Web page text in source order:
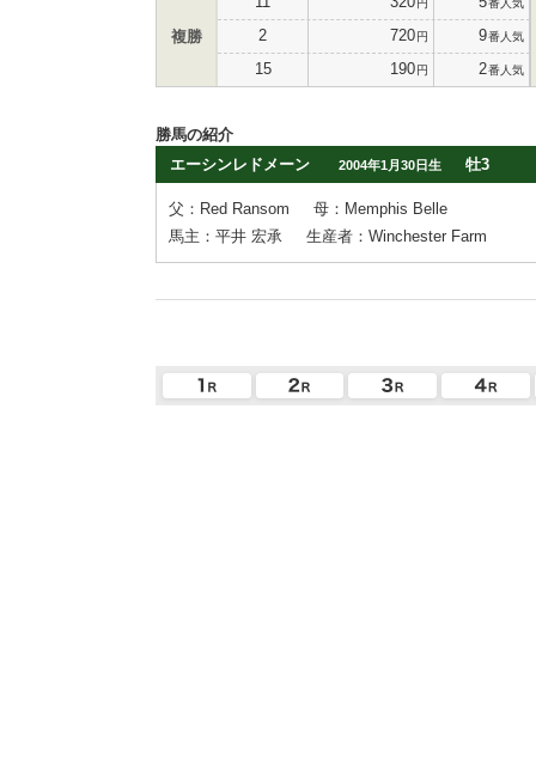
複勝
円 番人気
2 720円 9番人気
15 190円 2番人気
勝馬の紹介
エーシンレドメーン
2004年1月30日生 牡3
父：Red Ransom
母：Memphis Belle
馬主：平井 宏承
生産者：Winchester Farm